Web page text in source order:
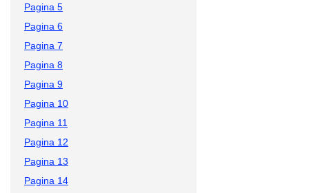
Pagina 5
Pagina 6
Pagina 7
Pagina 8
Pagina 9
Pagina 10
Pagina 11
Pagina 12
Pagina 13
Pagina 14